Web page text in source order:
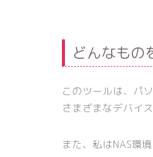
どんなもの
このツールは、パ
さまざまなデバイ
また、私はNAS環